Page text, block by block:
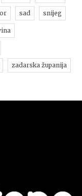
sad snijeg
zadarska županija